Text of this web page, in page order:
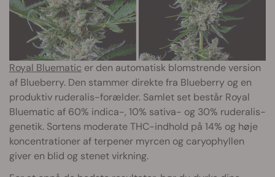
Royal Bluematic er den automatisk blomstrende version
af Blueberry. Den stammer direkte fra Blueberry og en
produktiv ruderalis-forælder. Samlet set består Royal
Bluematic af 60% indica-, 10% sativa- og 30% ruderalis-
genetik. Sortens moderate THC-indhold på 14% og høje
koncentrationer af terpener myrcen og caryophyllen
giver en blid og stenet virkning.